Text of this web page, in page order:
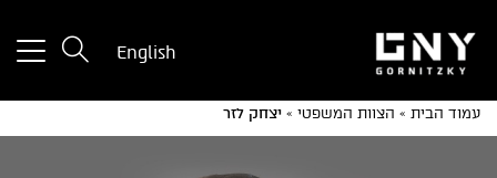
English
עמוד הבית » הצוות המשפטי » יצחק לזר